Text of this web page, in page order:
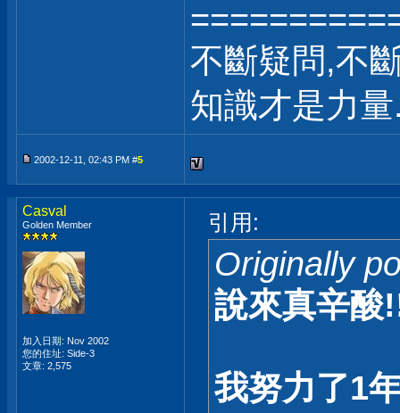
不斷疑問,不
知識才是力
2002-12-11, 02:43 PM #5
Casval
Golden Member
加入日期: Nov 2002
您的住址: Side-3
文章: 2,575
引用:
Originally
說來真辛酸
我努力了1